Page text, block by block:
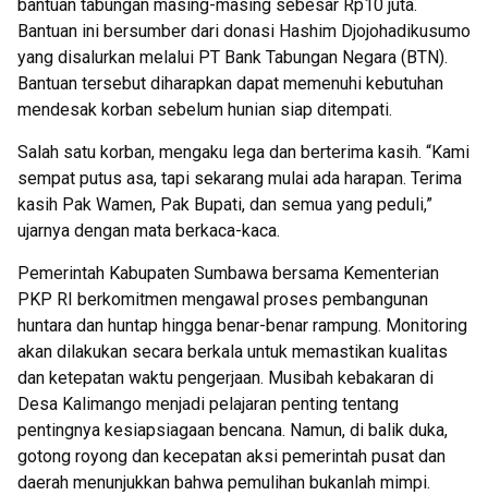
bantuan tabungan masing-masing sebesar Rp10 juta.
Bantuan ini bersumber dari donasi Hashim Djojohadikusumo
yang disalurkan melalui PT Bank Tabungan Negara (BTN).
Bantuan tersebut diharapkan dapat memenuhi kebutuhan
mendesak korban sebelum hunian siap ditempati.
Salah satu korban, mengaku lega dan berterima kasih. “Kami
sempat putus asa, tapi sekarang mulai ada harapan. Terima
kasih Pak Wamen, Pak Bupati, dan semua yang peduli,”
ujarnya dengan mata berkaca-kaca.
Pemerintah Kabupaten Sumbawa bersama Kementerian
PKP RI berkomitmen mengawal proses pembangunan
huntara dan huntap hingga benar-benar rampung. Monitoring
akan dilakukan secara berkala untuk memastikan kualitas
dan ketepatan waktu pengerjaan. Musibah kebakaran di
Desa Kalimango menjadi pelajaran penting tentang
pentingnya kesiapsiagaan bencana. Namun, di balik duka,
gotong royong dan kecepatan aksi pemerintah pusat dan
daerah menunjukkan bahwa pemulihan bukanlah mimpi.